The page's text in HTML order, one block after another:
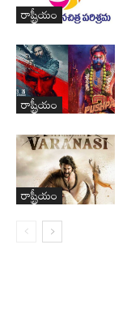
రాష్ట్రీయం
రాష్ట్రీయం
రాష్ట్రీయం